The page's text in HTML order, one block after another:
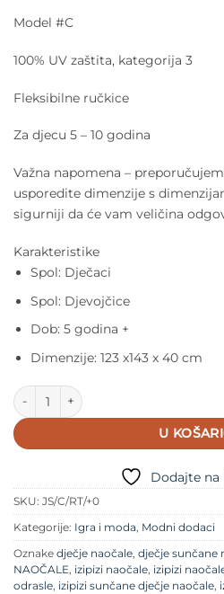
Model #C
100% UV zaštita, kategorija 3
Fleksibilne ručkice
Za djecu 5 – 10 godina
Važna napomena –
usporedite dimenzije s
sigurniji da će vam veličina
Karakteristike
Spol: Dječaci
Spol: Djevojčice
Dob: 5 godina +
Dimenzije: 123 x143 x 40 cm
IZIPIZI Sunčane naočale za djecu -
U
Dodajte na
SKU: JS/C/RT/+0
Kategorije: Igra i moda, Modni dodaci
Oznake dječje naočale, dječje sunčane
NAOČALE, izipizi naočale, izipizi
odrasle, izipizi sunčane dječje naočale,